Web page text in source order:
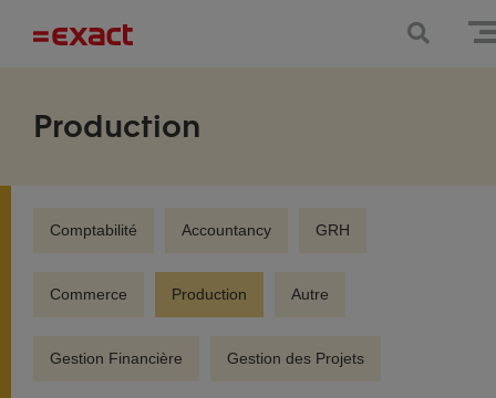
Production
Comptabilité Accountancy GRH
Commerce Production Autre
Gestion Financière Gestion des Projets